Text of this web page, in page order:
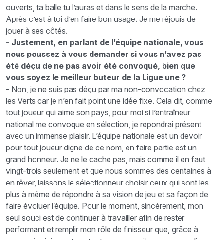
ouverts, ta balle tu l’auras et dans le sens de la marche.
Après c’est à toi d’en faire bon usage. Je me réjouis de
jouer à ses côtés.
- Justement, en parlant de l’équipe nationale, vous
nous poussez à vous demander si vous n’avez pas
été déçu de ne pas avoir été convoqué, bien que
vous soyez le meilleur buteur de la Ligue une ?
- Non, je ne suis pas déçu par ma non-convocation chez
les Verts car je n’en fait point une idée fixe. Cela dit, comme
tout joueur qui aime son pays, pour moi si l’entraîneur
national me convoque en sélection, je répondrai présent
avec un immense plaisir. L’équipe nationale est un devoir
pour tout joueur digne de ce nom, en faire partie est un
grand honneur. Je ne le cache pas, mais comme il en faut
vingt-trois seulement et que nous sommes des centaines à
en rêver, laissons le sélectionneur choisir ceux qui sont les
plus à même de répondre à sa vision de jeu et sa façon de
faire évoluer l’équipe. Pour le moment, sincèrement, mon
seul souci est de continuer à travailler afin de rester
performant et remplir mon rôle de finisseur que, grâce à